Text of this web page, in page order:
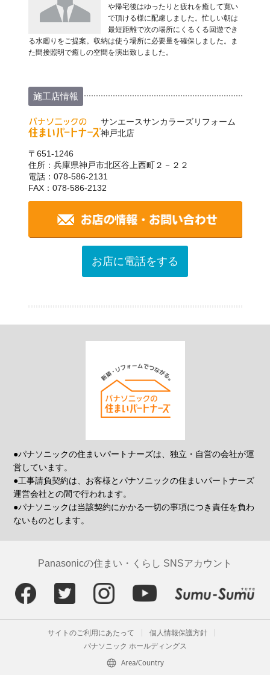
や帰宅後はゆったりと疲れを癒して寛い
で頂ける様に配慮しました。忙しい朝は
最短距離で次の場所にくるくる回遊でき
る水廻りをご提案。収納は使う場所に必要量を確保しました。ま
た間接照明で癒しの空間を演出致しました。
施工店情報
サンエースサンカラーズリフォーム
神戸北店
〒651-1246
住所：兵庫県神戸市北区谷上西町２－２２
電話：078-586-2131
FAX：078-586-2132
お店に電話をする
●パナソニックの住まいパートナーズは、独立・自営の会社が運
営しています。
●工事請負契約は、お客様とパナソニックの住まいパートナーズ
運営会社との間で行われます。
●パナソニックは当該契約にかかる一切の事項につき責任を負わ
ないものとします。
Panasonicの住まい・くらし SNSアカウント
サイトのご利用にあたって
個人情報保護方針
パナソニック ホールディングス
Area/Country